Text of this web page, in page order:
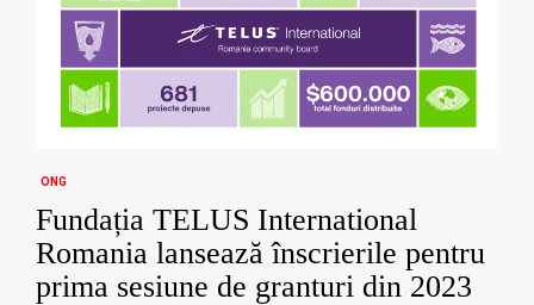
ONG
Fundația TELUS International
Romania lansează înscrierile pentru
prima sesiune de granturi din 2023